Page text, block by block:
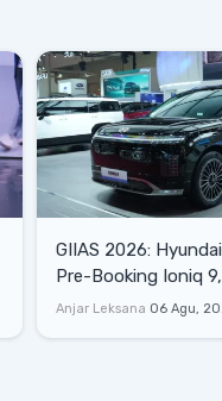
GIIAS 2026:
Pre-Booking Ioniq
Rp1,49 Miliar
Anjar Leksana 06 Agu,